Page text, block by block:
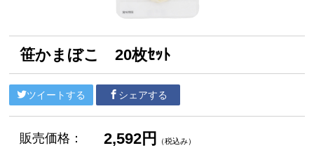
笹かまぼこ 20枚ｾｯﾄ
ツイートする シェアする
販売価格： 2,592円 （税込み）